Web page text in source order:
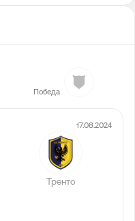
Победа
17.08.2024
Тренто